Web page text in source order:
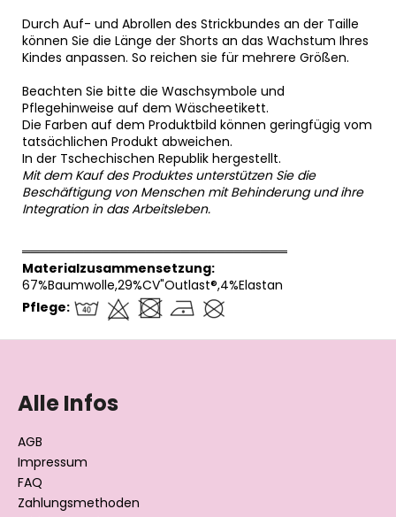
Durch Auf- und Abrollen des Strickbundes an der Taille
können Sie die Länge der Shorts an das Wachstum Ihres
Kindes anpassen. So reichen sie für mehrere Größen.
Beachten Sie bitte die Waschsymbole und
Pflegehinweise auf dem Wäscheetikett.
Die Farben auf dem Produktbild können geringfügig vom
tatsächlichen Produkt abweichen.
In der Tschechischen Republik hergestellt.
Mit dem Kauf des Produktes unterstützen Sie die
Beschäftigung von Menschen mit Behinderung und ihre
Integration in das Arbeitsleben.
══════════════════════════════
Materialzusammensetzung:
67%Baumwolle,29%CV"Outlast®,4%Elastan
Pflege:
F
Alle Infos
AGB
Impressum
FAQ
Zahlungsmethoden